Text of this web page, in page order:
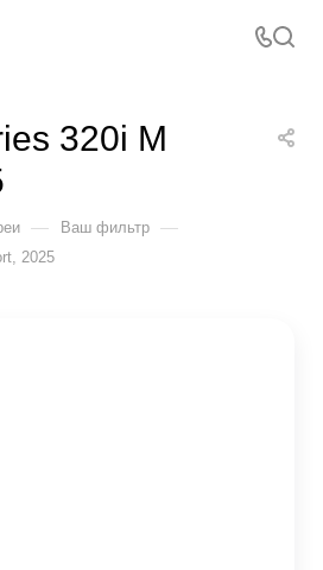
320i M
— Ваш фильтр —
2025